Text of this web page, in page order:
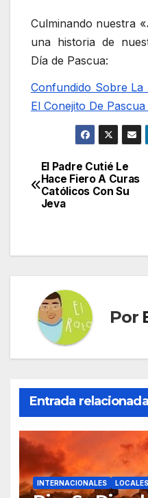
Culminando nuestra «
una historia de
Día de Pascua:
Confundido Sobre La
El Conejito De
Navegación
de
El Padre Cutié Le
Hace Fiero A Curas
Católicos Con Su
Jeva
Por
Entrada relacionada
INTERNACIONALES LOCALES